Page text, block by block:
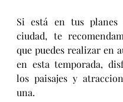
Si está en tus
ciudad, te
que puedes realizar en
en esta temporada,
los paisajes y
una.